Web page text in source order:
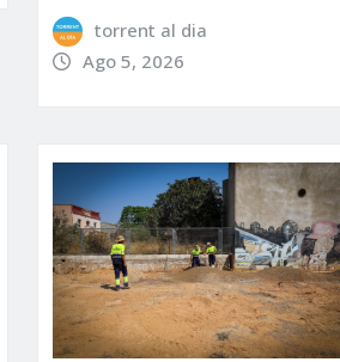
torrent al dia
Ago 5, 2026